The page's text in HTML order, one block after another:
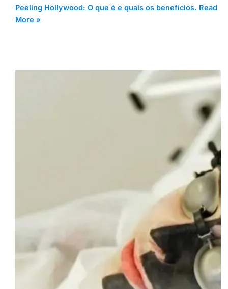
Peeling Hollywood: O que é e quais os benefícios. Read
More »